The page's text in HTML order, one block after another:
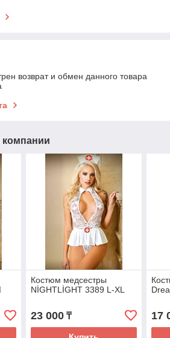
возврат и обмен данного товара
Костюм медсестры
NİGHTLİGHT 3389 L-XL
23 000₸ 17